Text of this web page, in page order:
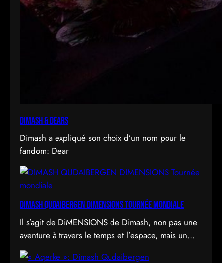
Dimash & Dears
Dimash a expliqué son choix d’un nom pour le
fandom: Dear
DIMASH QUDAIBERGEN DIMENSIONS Tournée mondiale
Il s’agit de DiMENSIONS de Dimash, non pas une
aventure à travers le temps et l’espace, mais un
déploiement de soi à travers l’acte d’être vu.